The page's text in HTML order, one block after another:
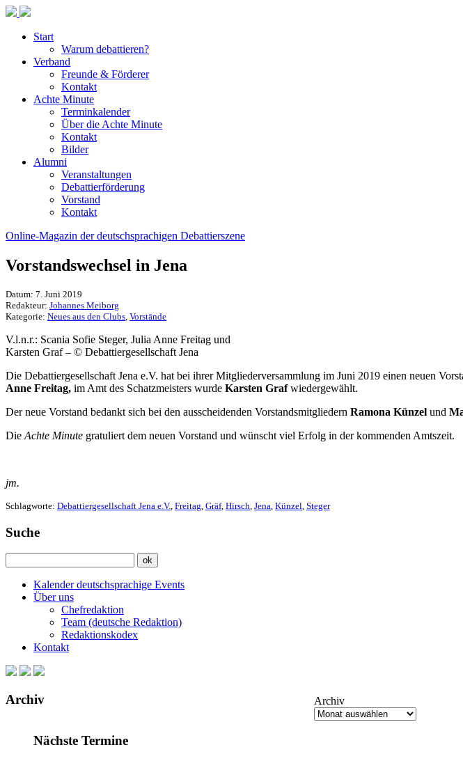
Start
Warum debattieren?
Verband
Freunde & Förderer
Kontakt
Achte Minute
Terminkalender
Über die Achte Minute
Kontakt
Bilder
Alumni
Veranstaltungen
Debattierförderung
Vorstand
Kontakt
Online-Magazin der deutschsprachigen Debattierszene
Vorstandswechsel in Jena
Datum: 7. Juni 2019
Redakteur: Johannes Meiborg
Kategorie: Neues aus den Clubs Vorstände
V.l.n.r.: Scania Sofie Steger, Julia Anne Freitag und
Karsten Graf – © Debattiergesellschaft Jena
Die Debattiergesellschaft Jena e.V. hat bei ihrer Mitgliederversammlung im Juni 2019 einen neuen
Anne Freitag, im Amt des Schatzmeisters wurde Karsten Grafwiedergewählt.
Der neue Vorstand bedankt sich bei den ausscheidenden Vorstandsmitgliedern Ramona Künzel und
Die Achte Minute gratuliert dem neuen Vorstand und wünscht viel Erfolg in der kommenden Amtszeit.
jm.
Schlagworte: Debattiergesellschaft Jena e.V. Freitag Gräf, Hirsch Jena Künzel Steger
Suche
Kalender deutschsprachige Events
Über uns
Chefredaktion
Team (deutsche Redaktion)
Redaktionskodex
Kontakt
Archiv Archiv
Nächste Termine